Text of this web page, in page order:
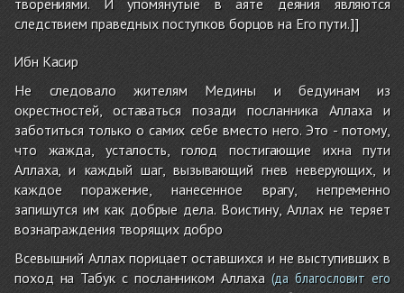
творениями. И упомянутые в аяте деяния являются
следствием праведных поступков борцов на Его пути.]]
Ибн Касир
Не следовало жителям Медины и бедуинам из
окрестностей, оставаться позади посланника Аллаха и
заботиться только о самих себе вместо него. Это - потому,
что жажда, усталость, голод постигающие ихна пути
Аллаха, и каждый шаг, вызывающий гнев неверующих, и
каждое поражение, нанесенное врагу, непременно
запишутся им как добрые дела. Воистину, Аллах не теряет
вознаграждения творящих добро
Всевышний Аллах порицает оставшихся и не выступивших в
поход на Табук с посланником Аллаха(да благословит его